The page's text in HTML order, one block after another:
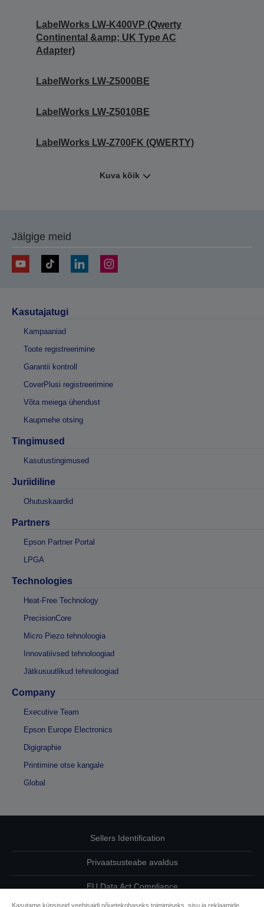
LabelWorks LW-K400VP (Qwerty
Continental &amp; UK Type AC
Adapter)
LabelWorks LW-Z5000BE
LabelWorks LW-Z5010BE
LabelWorks LW-Z700FK (QWERTY)
Kuva kõik
Jälgige meid
Kasutajatugi
Kampaaniad
Toote registreerimine
Garantii kontroll
CoverPlusi registreerimine
Võta meiega ühendust
Kaupmehe otsing
Tingimused
Kasutustingimused
Juriidiline
Ohutuskaardid
Partners
Epson Partner Portal
LPGA
Technologies
Heat-Free Technology
PrecisionCore
Micro Piezo tehnoloogia
Innovatiivsed tehnoloogiad
Jätkusuutlikud tehnoloogiad
Company
Executive Team
Epson Europe Electronics
Digigraphie
Printimine otse kangale
Global
Sellers Identification
Privaatsusteabe avaldus
EU Data Act Compliance
Kasutame küpsiseid veebisaidi nõuetekohaseks toimimiseks, sisu ja reklaamide